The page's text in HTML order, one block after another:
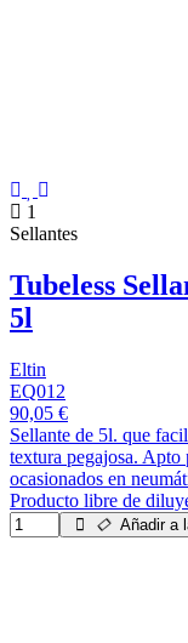
1
Sellantes
Tubeless
5l
Eltin
EQ012
90,05 €
Sellante de 5l. que
textura pegajosa. Apto
ocasionados en
Producto libre de
Añadir a